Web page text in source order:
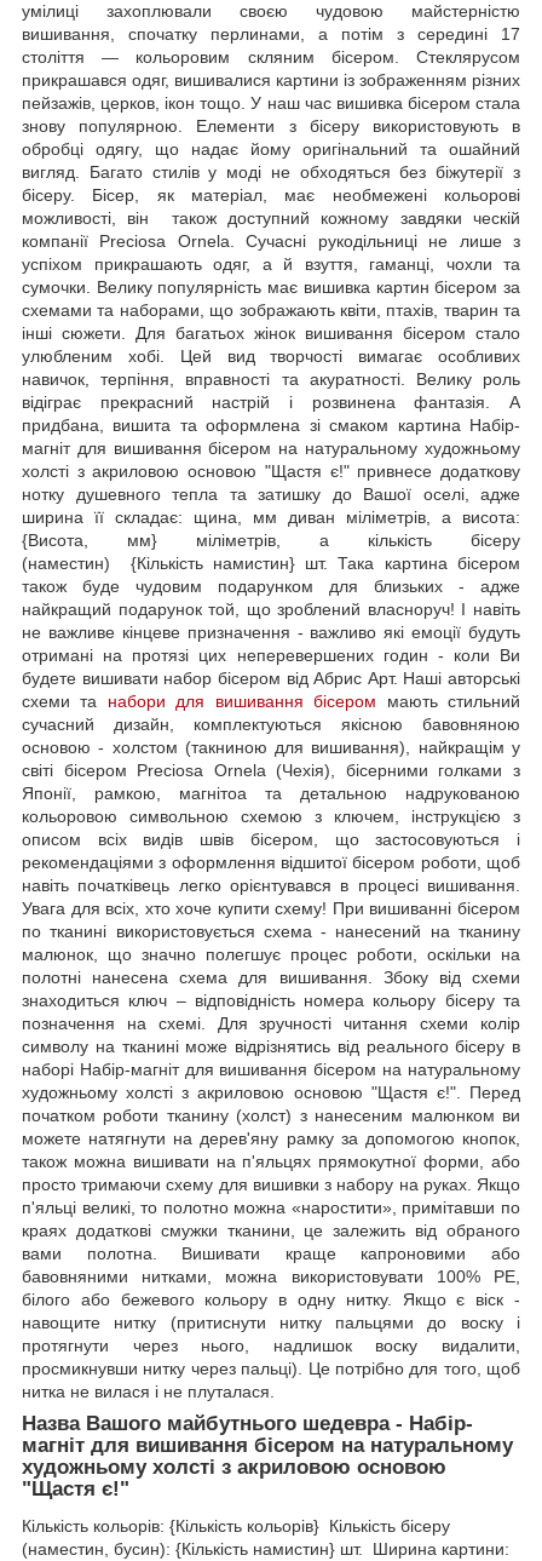
умілиці захоплювали своєю чудовою майстерністю
вишивання, спочатку перлинами, а потім з середині 17
століття — кольоровим скляним бісером. Стеклярусом
прикрашався одяг, вишивалися картини із зображенням різних
пейзажів, церков, ікон тощо. У наш час вишивка бісером стала
знову популярною. Елементи з бісеру використовують в
обробці одягу, що надає йому оригінальний та ошайний
вигляд. Багато стилів у моді не обходяться без біжутерії з
бісеру. Бісер, як матеріал, має необмежені кольорові
можливості, він також доступний кожному завдяки ческій
компанії Preciosa Ornela. Сучасні рукодільниці не лише з
успіхом прикрашають одяг, а й взуття, гаманці, чохли та
сумочки. Велику популярність має вишивка картин бісером за
схемами та наборами, що зображають квіти, птахів, тварин та
інші сюжети. Для багатьох жінок вишивання бісером стало
улюбленим хобі. Цей вид творчості вимагає особливих
навичок, терпіння, вправності та акуратності. Велику роль
відіграє прекрасний настрій і розвинена фантазія. А
придбана, вишита та оформлена зі смаком картина Набір-
магніт для вишивання бісером на натуральному художньому
холсті з акриловою основою "Щастя є!" привнесе додаткову
нотку душевного тепла та затишку до Вашої оселі, адже
ширина її складає: щина, мм диван міліметрів, а висота:
{Висота, мм} міліметрів, а кількість бісеру
(наместин) {Кількість намистин} шт. Така картина бісером
також буде чудовим подарунком для близьких - адже
найкращий подарунок той, що зроблений власноруч! І навіть
не важливе кінцеве призначення - важливо які емоції будуть
отримані на протязі цих неперевершених годин - коли Ви
будете вишивати набор бісером від Абрис Арт. Наші авторські
схеми та набори для вишивання бісером мають стильний
сучасний дизайн, комплектуються якісною бавовняною
основою - холстом (такниною для вишивання), найкращім у
світі бісером Preciosa Ornela (Чехія), бісерними голками з
Японії, рамкою, магнітоа та детальною надрукованою
кольоровою символьною схемою з ключем, інструкцією з
описом всіх видів швів бісером, що застосовуються і
рекомендаціями з оформлення відшитої бісером роботи, щоб
навіть початківець легко орієнтувався в процесі вишивання.
Увага для всіх, хто хоче купити схему! При вишиванні бісером
по тканині використовується схема - нанесений на тканину
малюнок, що значно полегшує процес роботи, оскільки на
полотні нанесена схема для вишивання. Збоку від схеми
знаходиться ключ – відповідність номера кольору бісеру та
позначення на схемі. Для зручності читання схеми колір
символу на тканині може відрізнятись від реального бісеру в
наборі Набір-магніт для вишивання бісером на натуральному
художньому холсті з акриловою основою "Щастя є!". Перед
початком роботи тканину (холст) з нанесеним малюнком ви
можете натягнути на дерев'яну рамку за допомогою кнопок,
також можна вишивати на п'яльцях прямокутної форми, або
просто тримаючи схему для вишивки з набору на руках. Якщо
п'яльці великі, то полотно можна «наростити», примітавши по
краях додаткові смужки тканини, це залежить від обраного
вами полотна. Вишивати краще капроновими або
бавовняними нитками, можна використовувати 100% РЕ,
білого або бежевого кольору в одну нитку. Якщо є віск -
навощите нитку (притиснути нитку пальцями до воску і
протягнути через нього, надлишок воску видалити,
просмикнувши нитку через пальці). Це потрібно для того, щоб
нитка не вилася і не плуталася.
Назва Вашого майбутнього шедевра - Набір-
магніт для вишивання бісером на натуральному
художньому холсті з акриловою основою
"Щастя є!"
Кількість кольорів: {Кількість кольорів} Кількість бісеру
(наместин, бусин): {Кількість намистин} шт. Ширина картини: